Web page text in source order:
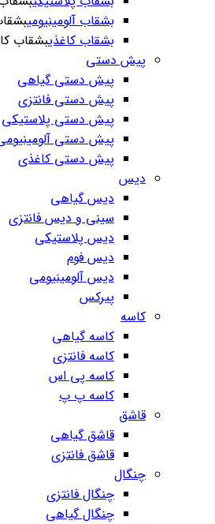
بشقاب آلومینیومی
بشقاب کاغذیبشقاب
پیش دستی
پیش دستی گیاهی
پیش دستی فانتزی
پیش دستی پلاستیکی
پیش دستی
پیش دستی کاغذی
دیس
دیس گیاهی
سینی و دیس فانتزی
دیس پلاستیکی
دیس فوم
دیس آلومینیومی
پیرکس
کاسه
کاسه گیاهی
کاسه فانتزی
کاسه پی اس
کاسه پ پ
قاشق
قاشق گیاهی
قاشق فانتزی
چنگال
چنگال فانتزی
چنگال گیاهی